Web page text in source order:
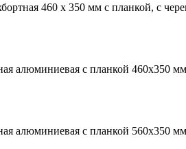
460 х 350 мм с планкой, с
алюминиевая с планкой 460х350 мм
алюминиевая с планкой 560х350 мм